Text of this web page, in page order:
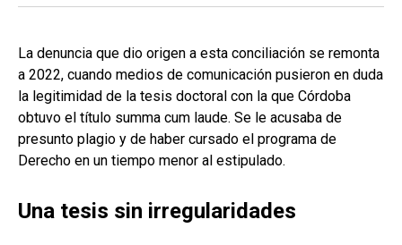
La denuncia que dio origen a esta conciliación se remonta
a 2022, cuando medios de comunicación pusieron en duda
la legitimidad de la tesis doctoral con la que Córdoba
obtuvo el título summa cum laude. Se le acusaba de
presunto plagio y de haber cursado el programa de
Derecho en un tiempo menor al estipulado.
Una tesis sin irregularidades